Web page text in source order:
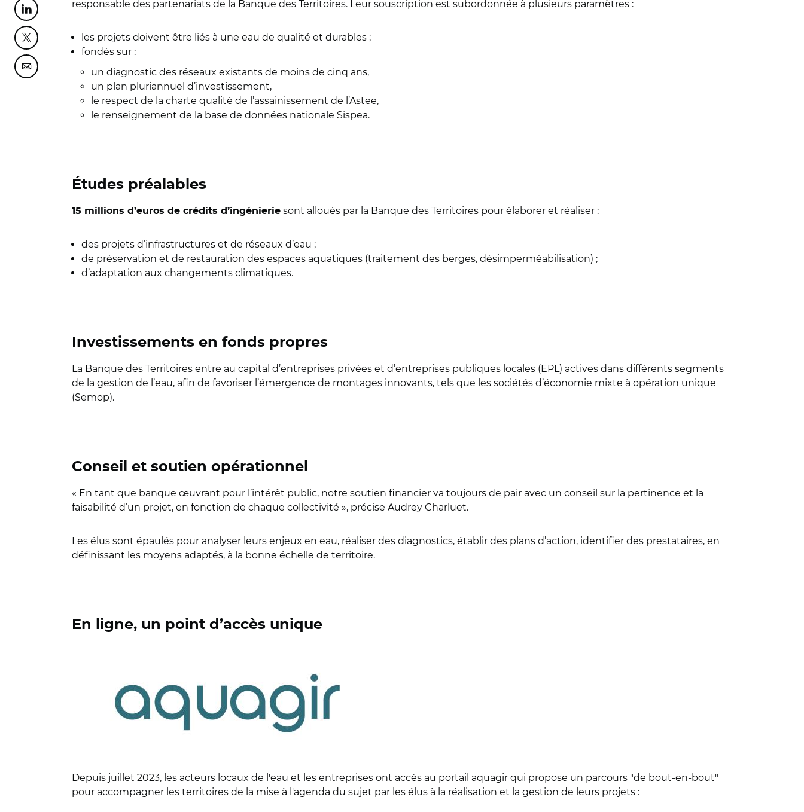
Partager cette page sur Linkedin
Partager cette page sur Twitter
Partager cette page sur Courriel
responsable des partenariats de la Banque des Territoires. Leur souscription est subordonnée à plusieurs paramètres :
les projets doivent être liés à une eau de qualité et durables ;
fondés sur :
un diagnostic des réseaux existants de moins de cinq ans,
un plan pluriannuel d’investissement,
le respect de la charte qualité de l’assainissement de l’Astee,
le renseignement de la base de données nationale Sispea.
Études préalables
15 millions d’euros de crédits d’ingénierie sont alloués par la Banque des Territoires pour élaborer et réaliser :
des projets d’infrastructures et de réseaux d’eau ;
de préservation et de restauration des espaces aquatiques (traitement des berges, désimperméabilisation) ;
d’adaptation aux changements climatiques.
Investissements en fonds propres
La Banque des Territoires entre au capital d’entreprises privées et d’entreprises publiques locales (EPL) actives dans différents segments
de la gestion de l’eau, afin de favoriser l’émergence de montages innovants, tels que les sociétés d’économie mixte à opération unique
(Semop).
Conseil et soutien opérationnel
« En tant que banque œuvrant pour l’intérêt public, notre soutien financier va toujours de pair avec un conseil sur la pertinence et la
faisabilité d’un projet, en fonction de chaque collectivité », précise Audrey Charluet.
Les élus sont épaulés pour analyser leurs enjeux en eau, réaliser des diagnostics, établir des plans d’action, identifier des prestataires, en
définissant les moyens adaptés, à la bonne échelle de territoire.
En ligne, un point d’accès unique
© Banque des Territoires
Depuis juillet 2023, les acteurs locaux de l'eau et les entreprises ont accès au portail aquagir qui propose un parcours "de bout-en-bout"
pour accompagner les territoires de la mise à l'agenda du sujet par les élus à la réalisation et la gestion de leurs projets :